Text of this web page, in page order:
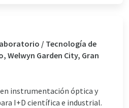
/ Tecnología de
Garden City, Gran
instrumentación óptica y
I+D científica e industrial.